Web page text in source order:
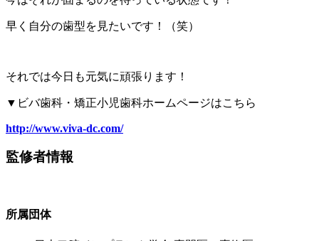
早く自分の歯型を見たいです！（笑）
それでは今日も元気に頑張ります！
▼ビバ歯科・矯正小児歯科ホームページはこちら
http://www.viva-dc.com/
監修者情報
所属団体